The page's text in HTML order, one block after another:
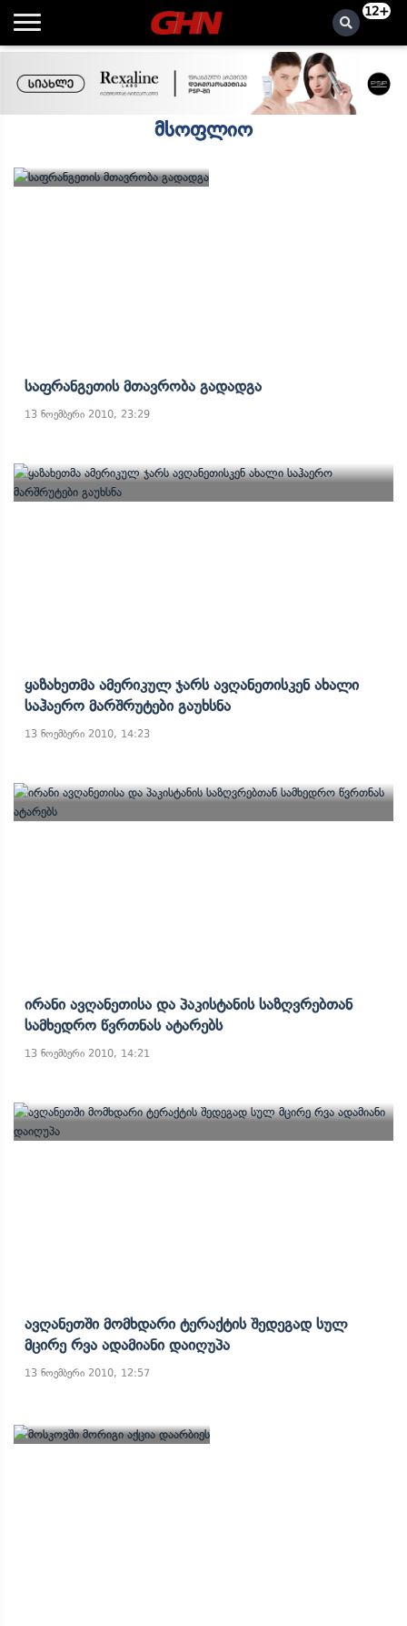
12+
მსოფლიო
Საფრანგეთის Მთავრობა Გადადგა
13 ნოემბერი 2010, 23:29
Ყაზახეთმა Ამერიკულ Ჯარს Ავღანეთისკენ Ახალი
Საჰაერო Მარშრუტები Გაუხსნა
13 ნოემბერი 2010, 14:23
Ირანი Ავღანეთისა Და Პაკისტანის Საზღვრებთან
Სამხედრო Წვრთნას Ატარებს
13 ნოემბერი 2010, 14:21
Ავღანეთში Მომხდარი Ტერაქტის Შედეგად Სულ
Მცირე Რვა Ადამიანი Დაიღუპა
13 ნოემბერი 2010, 12:57